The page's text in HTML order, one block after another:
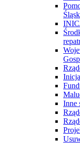
Inne